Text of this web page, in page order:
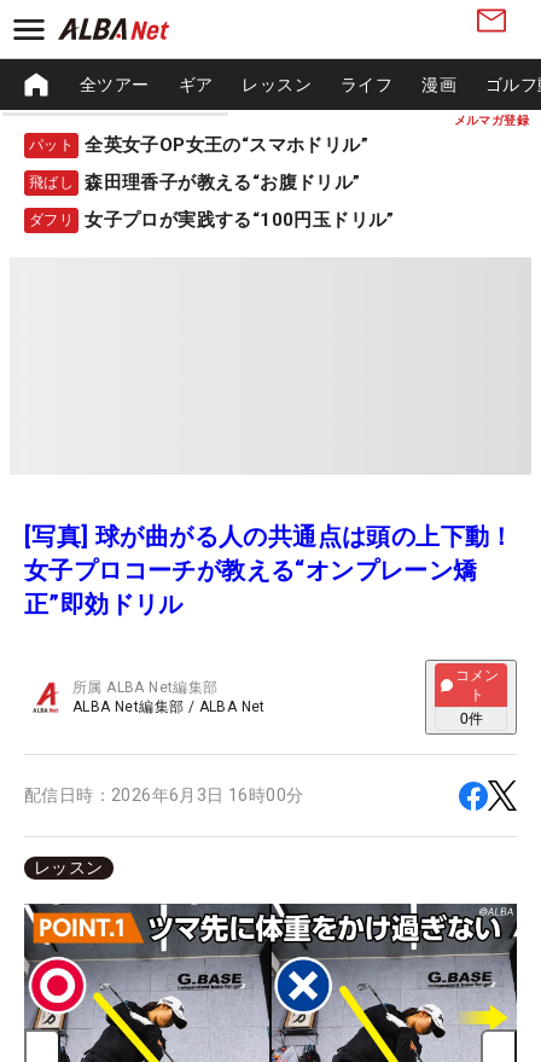
メルマガ登録
全ツアー ギア レッスン ライフ 漫画 ゴル
パット 全英女子OP女王の“スマホドリル”
飛ばし 森田理香子が教える“お腹ドリル”
ダフリ 女子プロが実践する“100円玉ドリル”
[写真] 球が曲がる人の共通点は頭の上下動！
女子プロコーチが教える“オンプレーン矯
正”即効ドリル
所属ALBA Net編集部
ALBA Net編集部 / ALBA Net
コメン
ト
0件
配信日時： 2026年6月3日 16時00分
レッスン